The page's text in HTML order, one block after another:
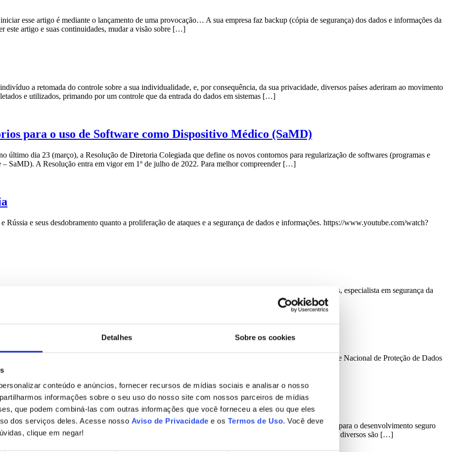
Detalhes Sobre os cookies
conteúdo e anúncios, fornecer recursos de mídias sociais e analisar o nosso
informações sobre o seu uso do nosso site com nossos parceiros de mídias
que podem combiná-las com outras informações que você forneceu a eles ou que eles
dos serviços deles. Acesse nosso Aviso de Privacidade e os Termos de Uso. Você deve
clique em negar!
esse artigo é mediante o lançamento de uma provocação… A sua empresa faz backup (cópia de segurança) dos dados e informações da
este artigo e suas continuidades, mudar a visão sobre […]
a retomada do controle sobre a sua individualidade, e, por consequência, da sua privacidade, diversos países aderiram ao movimento
e utilizados, primando por um controle que da entrada do dados em sistemas […]
para o uso de Software como Dispositivo Médico (SaMD)
dia 23 (março), a Resolução de Diretoria Colegiada que define os novos contornos para regularização de softwares (programas e
SaMD). A Resolução entra em vigor em 1º de julho de 2022. Para melhor compreender […]
e seus desdobramento quanto a proliferação de ataques e a segurança de dados e informações. https://www.youtube.com/watch?
e que respeite a privacidade das pessoas, o programa CBN Hub recebeu o advogado Alexandre Medeiros, especialista em segurança da
Núcleo de Proteção de Dados e Direito Digital da Lobo & Vaz Advogados Associados. […]
que se comemora o Dia Internacional da Proteção de Dados, a resolução CD/ANPD nº 2, da Autoridade Nacional de Proteção de Dados
para agentes de tratamento de pequeno porte. A novidade, certamente, […]
(Centro de Prevenção, Tratamento e Respostas a Incidentes Cibernéticos do Governo), chama a atenção para o desenvolvimento seguro
de programação, apontando, como medida de solução, o “security by design”. É bem sabido que diversos são […]